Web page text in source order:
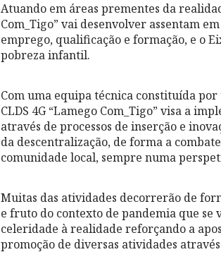
Atuando em áreas prementes da
Com_Tigo” vai desenvolver assentam
emprego, qualificação e formação, e o
pobreza infantil.
Com uma equipa técnica constituída
CLDS 4G “Lamego Com_Tigo” visa a
através de processos de inserção e
da descentralização, de forma a
comunidade local, sempre numa
Muitas das atividades decorrerão de
e fruto do contexto de pandemia que
celeridade à realidade reforçando a
promoção de diversas atividades